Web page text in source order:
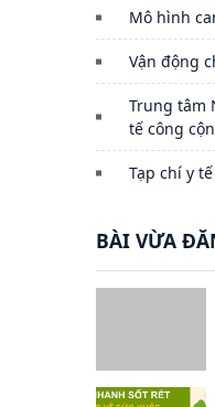
Mô hình
Vận động
Trung tâm
tế công
Tạp chí y
BÀI VỪA